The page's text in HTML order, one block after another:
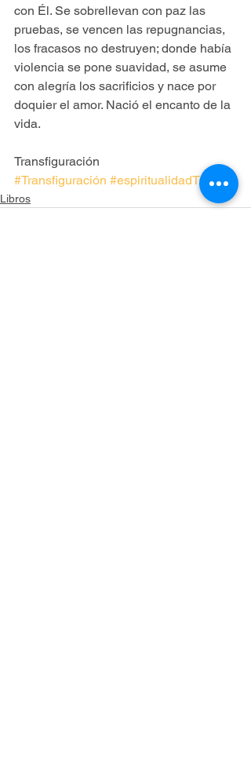
con Él. Se sobrellevan con paz las
pruebas, se vencen las repugnancias,
los fracasos no destruyen; donde había
violencia se pone suavidad, se asume
con alegría los sacrificios y nace por
doquier el amor. Nació el encanto de la
vida.
Transfiguración
#Transfiguración #espiritualidadTOV
Libros